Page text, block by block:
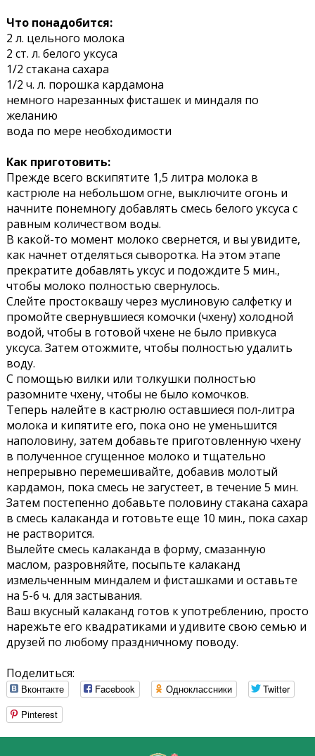
Что понадобится:
2 л. цельного молока
2 ст. л. белого уксуса
1/2 стакана сахара
1/2 ч. л. порошка кардамона
немного нарезанных фисташек и миндаля по
желанию
вода по мере необходимости
Как приготовить:
Прежде всего вскипятите 1,5 литра молока в
кастрюле на небольшом огне, выключите огонь и
начните понемногу добавлять смесь белого уксуса с
равным количеством воды.
В какой-то момент молоко свернется, и вы увидите,
как начнет отделяться сыворотка. На этом этапе
прекратите добавлять уксус и подождите 5 мин.,
чтобы молоко полностью свернулось.
Слейте простоквашу через муслиновую салфетку и
промойте свернувшиеся комочки (чхену) холодной
водой, чтобы в готовой чхене не было привкуса
уксуса. Затем отожмите, чтобы полностью удалить
воду.
С помощью вилки или толкушки полностью
разомните чхену, чтобы не было комочков.
Теперь налейте в кастрюлю оставшиеся пол-литра
молока и кипятите его, пока оно не уменьшится
наполовину, затем добавьте приготовленную чхену
в полученное сгущенное молоко и тщательно
непрерывно перемешивайте, добавив молотый
кардамон, пока смесь не загустеет, в течение 5 мин.
Затем постепенно добавьте половину стакана сахара
в смесь калаканда и готовьте еще 10 мин., пока сахар
не растворится.
Вылейте смесь калаканда в форму, смазанную
маслом, разровняйте, посыпьте калаканд
измельченным миндалем и фисташками и оставьте
на 5-6 ч. для застывания.
Ваш вкусный калаканд готов к употреблению, просто
нарежьте его квадратиками и удивите свою семью и
друзей по любому праздничному поводу.
Поделиться:
Вконтакте Facebook Одноклассники
Twitter
Pinterest